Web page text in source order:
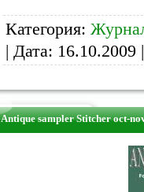
Категория:
| Дата: 16.10.2009
Antique sampler Stitcher oct-